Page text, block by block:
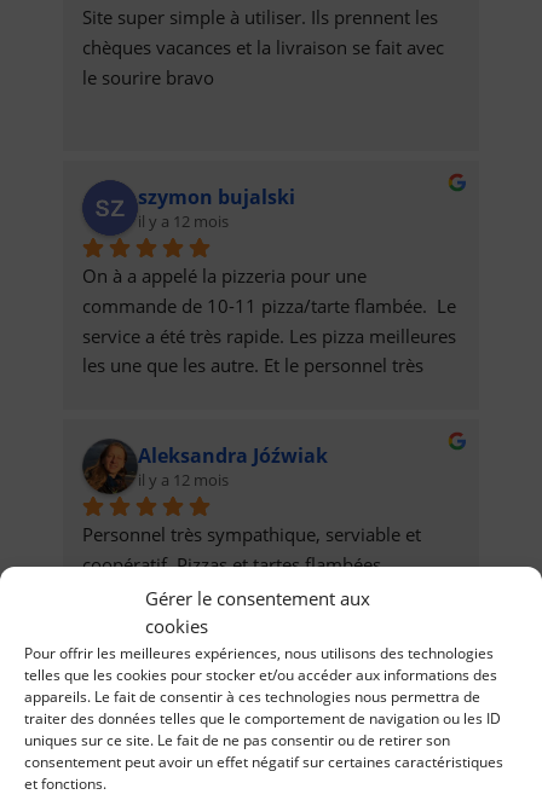
Gérer le consentement aux
cookies
Pour offrir les meilleures expériences, nous utilisons des technologies
telles que les cookies pour stocker et/ou accéder aux informations des
appareils. Le fait de consentir à ces technologies nous permettra de
traiter des données telles que le comportement de navigation ou les ID
uniques sur ce site. Le fait de ne pas consentir ou de retirer son
consentement peut avoir un effet négatif sur certaines caractéristiques
et fonctions.
Site super simple à utiliser. Ils prennent les
chèques vacances et la livraison se fait avec
le sourire bravo
szymon bujalski
il y a 12 mois
On à a appelé la pizzeria pour une
commande de 10-11 pizza/tarte flambée.  Le
service a été très rapide. Les pizza meilleures
les une que les autre. Et le personnel très
Aleksandra Jóźwiak
il y a 12 mois
Personnel très sympathique, serviable et
coopératif. Pizzas et tartes flambées
excellentes et livrées rapidement. Je
recommande vivement !
Aleksandra Weinar
il y a 12 mois
Pizzas et tartes flambées délicieuses, et